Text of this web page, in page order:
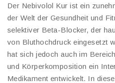
Der Nebivolol Kur ist ein
der Welt der Gesundheit und
selektiver Beta-Blocker, der
von Bluthochdruck eingesetzt
hat sich jedoch auch im
und Körperkomposition ein
Medikament entwickelt. In